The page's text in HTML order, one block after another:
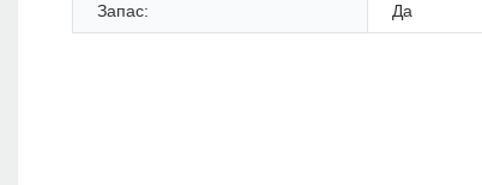
Запас: Да